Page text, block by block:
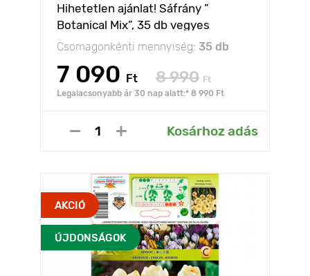
Hihetetlen ajánlat! Sáfrány ”
Botanical Mix”, 35 db vegyes
készlet
Csomagonkénti mennyiség: 35 db
7 090 Ft 8 990 Ft
Legalacsonyabb ár 30 nap alatt:* 8 990 Ft
Kosárhoz adás
AKCIÓ
ÚJDONSÁGOK